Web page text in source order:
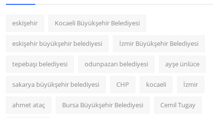
eskişehir Kocaeli Büyükşehir Belediyesi
eskişehir büyükşehir belediyesi İzmir Büyükşehir Belediyesi
tepebaşı belediyesi odunpazarı belediyesi ayşe ünlüce
sakarya büyükşehir belediyesi CHP kocaeli İzmir
ahmet ataç Bursa Büyükşehir Belediyesi Cemil Tugay